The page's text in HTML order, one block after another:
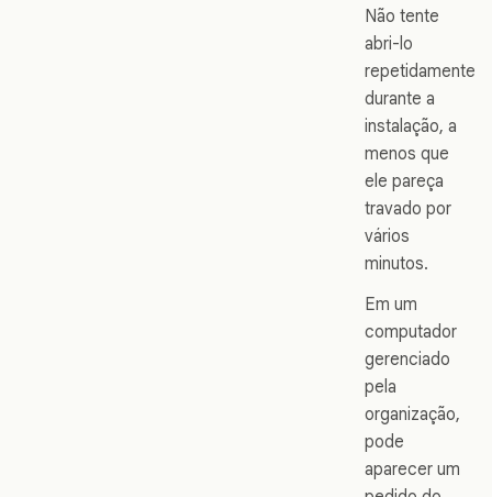
Não tente
abri-lo
repetidamente
durante a
instalação, a
menos que
ele pareça
travado por
vários
minutos.
Em um
computador
gerenciado
pela
organização,
pode
aparecer um